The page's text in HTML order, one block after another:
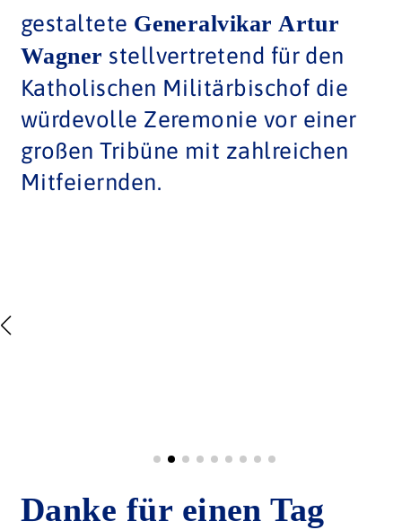
gestaltete Generalvikar Artur
Wagner stellvertretend für den
Katholischen Militärbischof die
würdevolle Zeremonie vor einer
großen Tribüne mit zahlreichen
Mitfeiernden.
Danke für einen Tag